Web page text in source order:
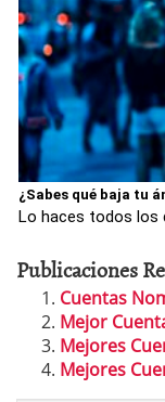
¿Sabes qué baja tu
Lo haces todos los
Publicaciones
Cuentas
Mejor
Mejores
Mejores